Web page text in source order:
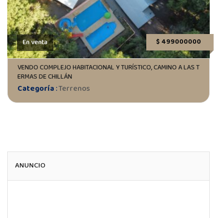
En venta $ 499000000
VENDO COMPLEJO HABITACIONAL Y TURÍSTICO, CAMINO A LAS T
ERMAS DE CHILLÁN
Categoría:Terrenos
ANUNCIO